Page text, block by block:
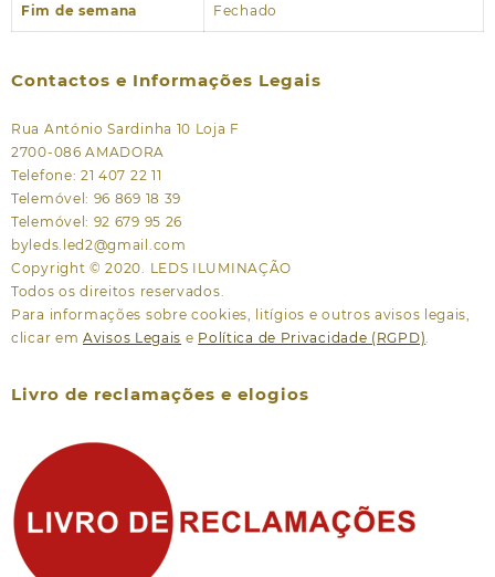
Fim de semana Fechado
Contactos e Informações Legais
Rua António Sardinha 10 Loja F
2700-086 AMADORA
Telefone: 21 407 22 11
Telemóvel: 96 869 18 39
Telemóvel: 92 679 95 26
byleds.led2@gmail.com
Copyright © 2020. LEDS ILUMINAÇÃO
Todos os direitos reservados.
Para informações sobre cookies, litígios e outros avisos legais,
clicar em Avisos Legais e Política de Privacidade (RGPD)
Livro de reclamações e elogios